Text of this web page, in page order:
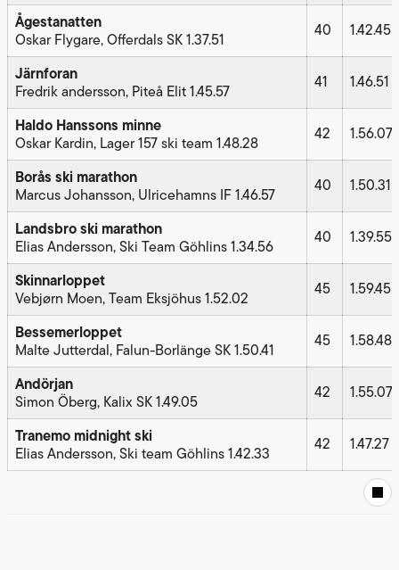
Ågestanatten
Oskar Flygare, Offerdals SK 1.37.51 40 1.42.45
Järnforan
Fredrik andersson, Piteå Elit 1.45.57 41 1.46.51
Haldo Hanssons minne
Oskar Kardin, Lager 157 ski team 1.48.28 42 1.56.07
Borås ski marathon
Marcus Johansson, Ulricehamns IF 1.46.57 40 1.50.31
Landsbro ski marathon
Elias Andersson, Ski Team Göhlins 1.34.56 40 1.39.55
Skinnarloppet
Vebjørn Moen, Team Eksjöhus 1.52.02 45 1.59.45
Bessemerloppet
Malte Jutterdal, Falun-Borlänge SK 1.50.41 45 1.58.48
Andörjan
Simon Öberg, Kalix SK 1.49.05 42 1.55.07
Tranemo midnight ski
Elias Andersson, Ski team Göhlins 1.42.33 42 1.47.27